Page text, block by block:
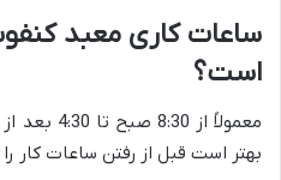
ساعات کاری معبد
است؟
معمولاً از
بهتر است قبل از رفتن ساعات کار